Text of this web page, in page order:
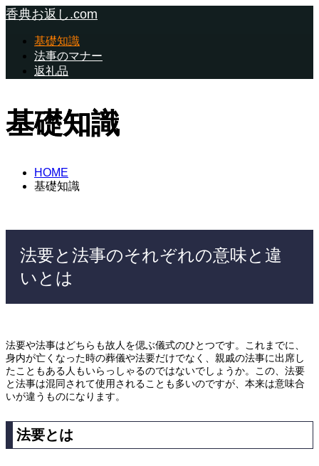
香典お返し.com
基礎知識
法事のマナー
返礼品
基礎知識
HOME
基礎知識
法要と法事のそれぞれの意味と違
いとは
法要や法事はどちらも故人を偲ぶ儀式のひとつです。これまでに、
身内が亡くなった時の葬儀や法要だけでなく、親戚の法事に出席し
たこともある人もいらっしゃるのではないでしょうか。この、法要
と法事は混同されて使用されることも多いのですが、本来は意味合
いが違うものになります。
法要とは